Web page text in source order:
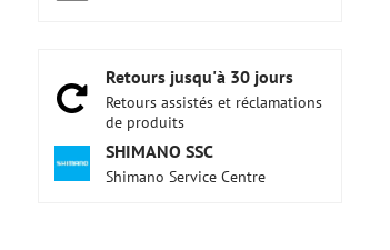
Retours jusqu'à 30 jours
Retours assistés et réclamations
de produits
SHIMANO SSC
Shimano Service Centre